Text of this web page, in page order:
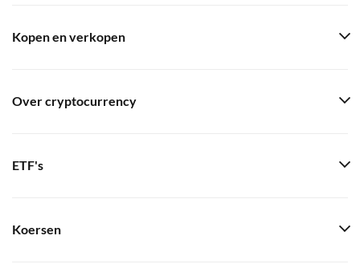
Kopen en verkopen
Over cryptocurrency
ETF's
Koersen